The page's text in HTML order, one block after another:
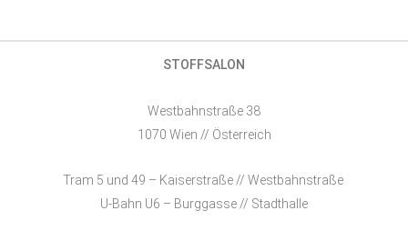
STOFFSALON
Westbahnstraße 38
1070 Wien // Österreich
Tram 5 und 49 – Kaiserstraße // Westbahnstraße
U-Bahn U6 – Burggasse // Stadthalle